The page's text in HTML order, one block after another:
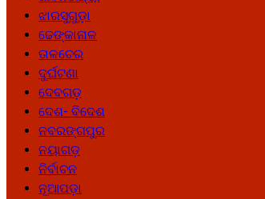
ଝାରସୁଗୁଡ଼ା
ଢେଙ୍କାନାଳ
ତାଳଚେର
ଦୁର୍ଘଟଣା
ଦେବଗଡ଼
ଦେଶ- ବିଦେଶ
ନବରଙ୍ଗପୁର
ନୟାଗଡ଼
ନିର୍ବାଚନ
ନୂଆପଡ଼ା